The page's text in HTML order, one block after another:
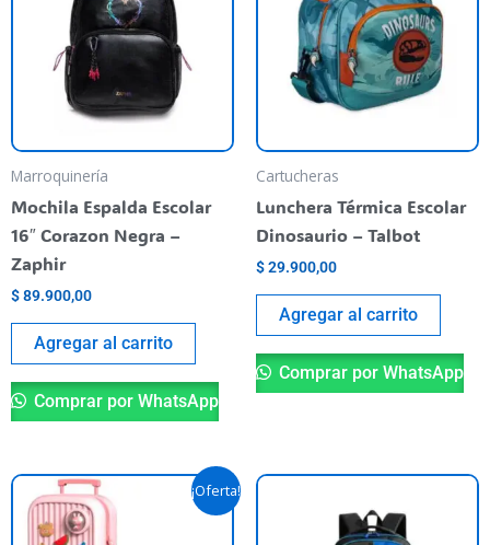
Marroquinería
Mochila Espalda Escolar
16″ Corazon Negra –
Zaphir
$89.900,00
Agregar al carrito
Comprar por WhatsApp
Cartucheras
Lunchera Térmica Escolar
Dinosaurio – Talbot
$29.900,00
Agregar al carrito
Comprar por WhatsApp
¡Oferta!
El
precio
era:
El
precio
actual
Este
producto